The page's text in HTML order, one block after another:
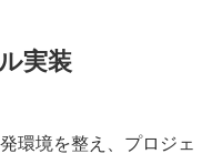
実装
環境を整え、プロジェ